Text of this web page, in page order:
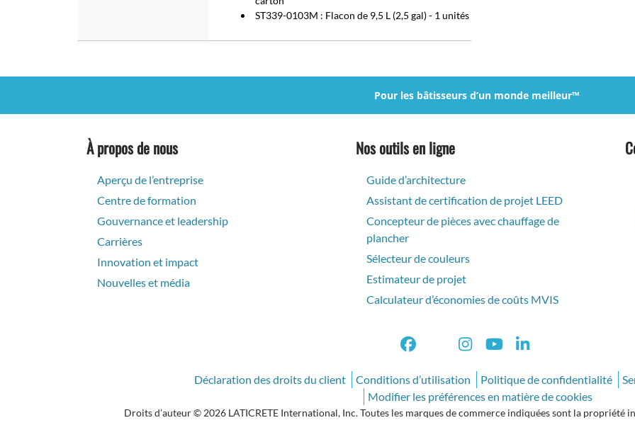
ST339-0103M : Flacon de 9,5 L (2,5 gal) - 1 unités
Pour les bâtisseurs d’un monde meilleur™
À propos de nous
Aperçu de l’entreprise
Centre de formation
Gouvernance et leadership
Carrières
Innovation et impact
Nouvelles et média
Nos outils en ligne
Guide d’architecture
Assistant de certification de projet LEED
Concepteur de pièces avec chauffage de
plancher
Sélecteur de couleurs
Estimateur de projet
Calculateur d’économies de coûts MVIS
Déclaration des droits du client Conditions d’utilisation Politique de confidentialité
Modifier les préférences en matière de cookies
Droits d’auteur © 2026 LATICRETE International, Inc. Toutes les marques de commerce indiquées sont la